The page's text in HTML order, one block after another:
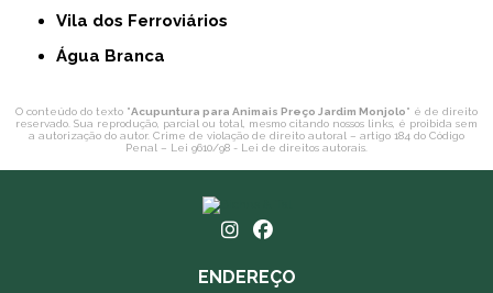
Vila dos Ferroviários
Água Branca
O conteúdo do texto "Acupuntura para Animais Preço Jardim Monjolo" é de direito
reservado. Sua reprodução, parcial ou total, mesmo citando nossos links, é proibida sem
a autorização do autor. Crime de violação de direito autoral – artigo 184 do Código
Penal – Lei 9610/98 - Lei de direitos autorais.
ENDEREÇO